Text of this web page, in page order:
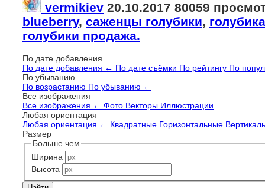
vermikiev 20.10.2017 80059
blueberry, саженцы голубики,
голубики продажа.
По дате добавления
По дате добавления ← По дате съёмки По рейтингу По
По убыванию
По возрастанию По убыванию ←
Все изображения
Все изображения ← Фото Векторы Иллюстрации
Любая ориентация
Любая ориентация ← Квадратные Горизонтальные
Размер
Больше чем
Ширина
Высота